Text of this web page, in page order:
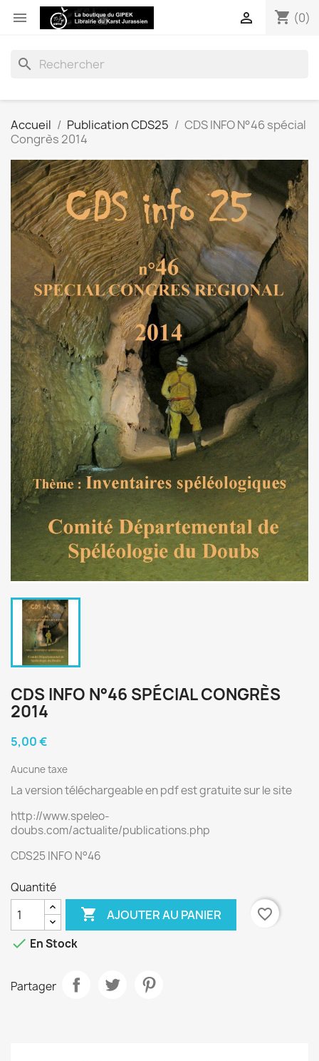
 shopping_cart (0)

search
Accueil Publication CDS25
CDS INFO N°46 spécial
Congrès 2014
CDS INFO N°46 SPÉCIAL CONGRÈS
2014
5,00 €
Aucune taxe
La version téléchargeable en pdf est gratuite sur le site
http://www.speleo-
doubs.com/actualite/publications.php
CDS25 INFO N°46
Quantité
 AJOUTER AU PANIER
favorite_border
 En Stock
Partager